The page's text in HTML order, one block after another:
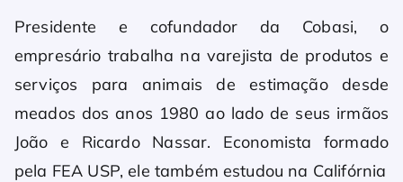
Presidente e cofundador da Cobasi, o
empresário trabalha na varejista de produtos e
serviços para animais de estimação desde
meados dos anos 1980 ao lado de seus irmãos
João e Ricardo Nassar. Economista formado
pela FEA USP, ele também estudou na Califórnia